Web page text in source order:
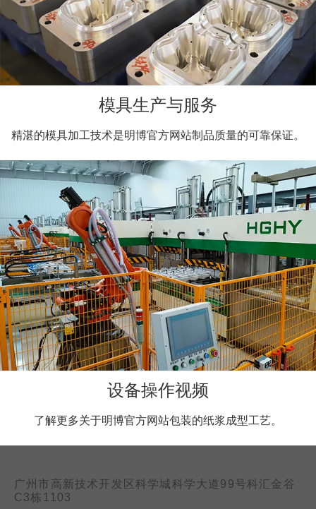
模具生产与服务
精湛的模具加工技术是明博官方网站制品质量的可靠保证。
设备操作视频
了解更多关于明博官方网站包装的纸浆成型工艺。
广州市高新技术开发区科学城科学大道99号科汇金谷
C3栋1103